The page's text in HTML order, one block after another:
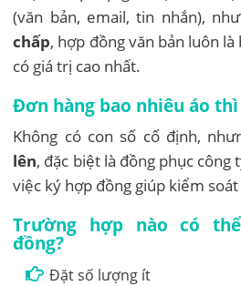
(văn bản, email, tin nhắn),
chấp, hợp đồng văn bản luôn
có giá trị cao nhất.
Đơn hàng bao nhiêu áo
Không có con số cố định,
lên, đặc biệt là đồng phục công
việc ký hợp đồng giúp kiểm
Trường hợp nào có
đồng?
Đặt số lượng ít